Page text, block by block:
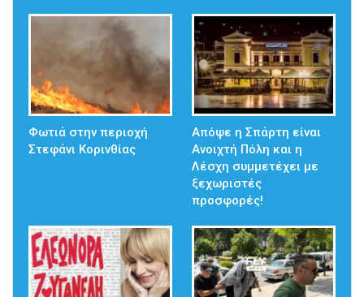
Φωτιά στην περιοχή
Στεφάνι Κορινθίας
Απόψε η Σπάρτη είναι
Ανοιχτή Πόλη και η
Λέσχη συμμετέχει με
ξεχωριστές
προσφορές!